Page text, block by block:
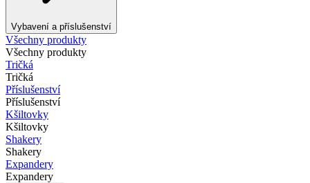
Vybavení a příslušenství
Všechny produkty
Všechny produkty
Tričká
Tričká
Příslušenství
Příslušenství
Kšiltovky
Kšiltovky
Shakery
Shakery
Expandery
Expandery